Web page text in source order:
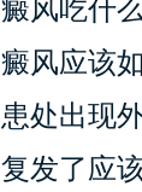
风吃什
风应该
处出现
发了应